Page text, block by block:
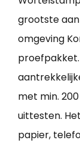
grootste
omgeving
met min.
uittesten.
papier,